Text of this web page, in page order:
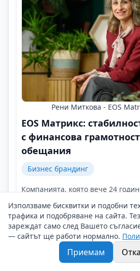
Рени Миткова - EOS
EOS Матрикс:
с финансова
обещания
Бизнес брандинг
Компанията, която вече 24
в България, развива нови
бизнеса и поставя финансовата
центъра на своята обществена
Контакти на Рени Миткова - EOS
Използваме бисквитки и подобни
трафика и подобряване на сайта.
зареждат само след Вашето
— сайтът ще работи нормално.
Приемам